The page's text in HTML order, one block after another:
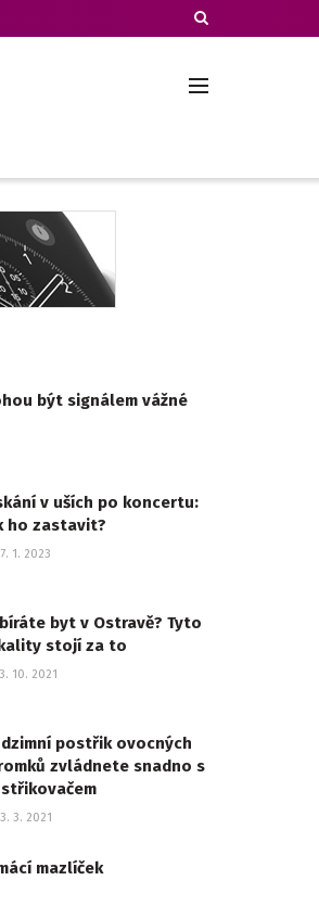
být signálem vážné
v uších po koncertu:
ho zastavit?
1. 2023
byt v Ostravě? Tyto
stojí za to
10. 2021
postřik ovocných
zvládnete snadno s
3. 2021
mazlíček